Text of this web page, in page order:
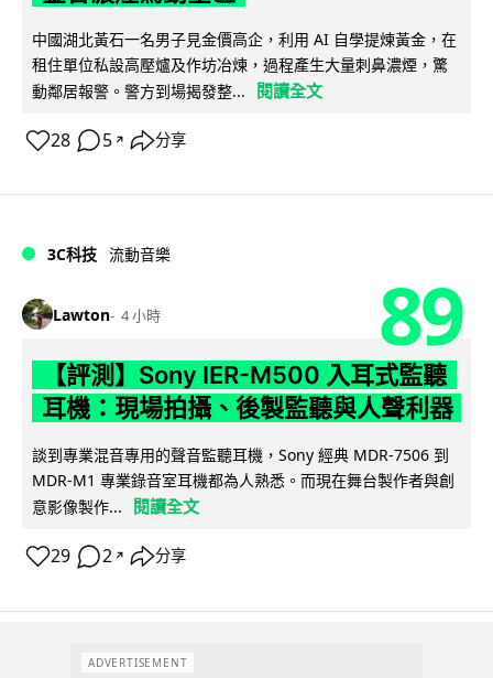
中國湖北黃石一名男子見金價高企，利用 AI 自學提煉黃金，在
租住單位私設高壓爐及作坊冶煉，過程產生大量刺鼻濃煙，驚
動鄰居報警。警方到場揭發整...
閱讀全文
28 5 ↗ 分享
3C科技 流動音樂
Lawton 4 小時 89
【評測】Sony IER-M500 入耳式監聽
耳機：現場拍攝、後製監聽與人聲利器
談到專業混音專用的聲音監聽耳機，Sony 經典 MDR-7506 到
MDR-M1 專業錄音室耳機都為人熟悉。而現在舞台製作者與創
意影像製作...
閱讀全文
29 2 ↗ 分享
ADVERTISEMENT